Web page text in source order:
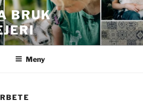
BRUK
Meny